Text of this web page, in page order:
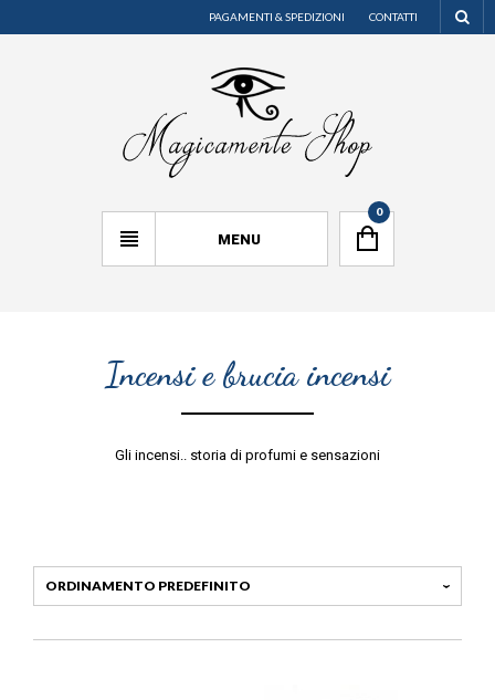
PAGAMENTI & SPEDIZIONI CONTATTI
MENU
0
Incensi e brucia incensi
Gli incensi.. storia di profumi e sensazioni